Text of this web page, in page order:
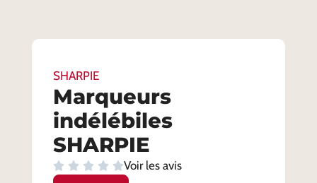
SHARPIE
Marqueurs
indélébiles
SHARPIE
Voir les avis